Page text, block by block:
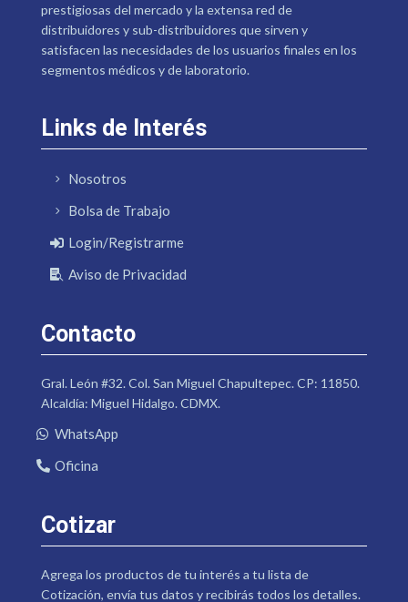
prestigiosas del mercado y la extensa red de
distribuidores y sub-distribuidores que sirven y
satisfacen las necesidades de los usuarios finales en los
segmentos médicos y de laboratorio.
Links de Interés
Nosotros
Bolsa de Trabajo
Login/Registrarme
Aviso de Privacidad
Contacto
Gral. León #32. Col. San Miguel Chapultepec. CP: 11850.
Alcaldía: Miguel Hidalgo. CDMX.
WhatsApp
Oficina
Cotizar
Agrega los productos de tu interés a tu lista de
Cotización, envía tus datos y recibirás todos los detalles.